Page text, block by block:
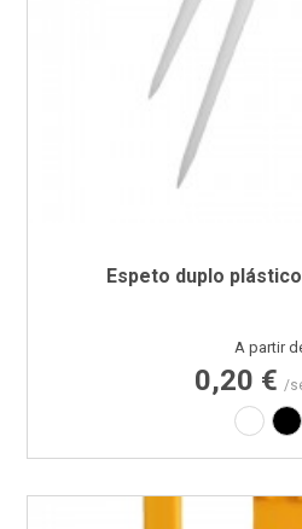
Espeto duplo
A partir
0,20 € /
Branco